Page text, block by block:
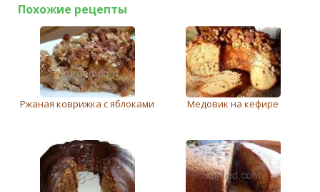
Похожие рецепты
Ржаная коврижка с яблоками Мeдовик на кефире